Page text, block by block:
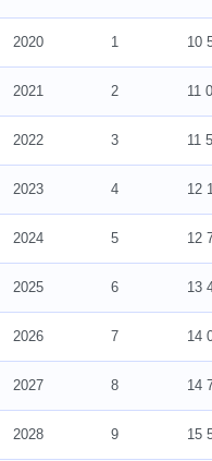
2020 1 10
2021 2 11
2022 3 11
2023 4 12
2024 5 12
2025 6 13
2026 7 14
2027 8 14
2028 9 15